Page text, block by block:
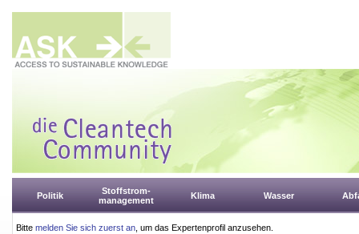
Politik
Stoffstrom-
management
Klima Wasser
Bitte melden Sie sich zuerst an , um das Expertenprofil anzusehen.